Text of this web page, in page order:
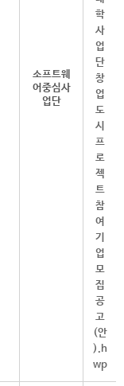
소프트웨
어중심사
업단